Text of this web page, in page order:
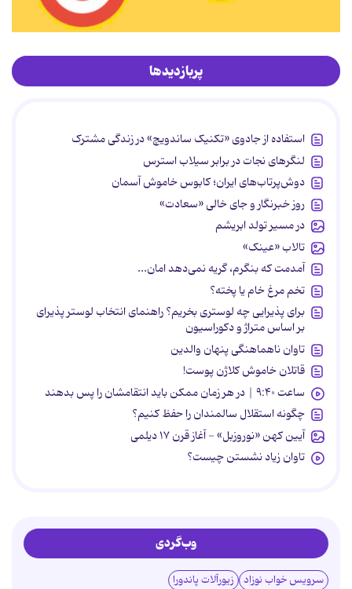
پربازدیدها
استفاده از جادوی «تکنیک ساندویچ» در زندگی مشترک
لنگرهای نجات در برابر سیلاب استرس
دوش‌پرتاب‌های ایران؛ کابوس خاموش آسمان
روز خبرنگار و جای خالی «سعادت»
در مسیر تولد ابریشم
تالاب «عینک»
آمدمت که بنگرم، گریه نمی‌دهد امان...
تخم مرغ خام یا پخته؟
برای پذیرایی چه لوستری بخریم؟ راهنمای انتخاب لوستر پذیرای
بر اساس متراژ و دکوراسیون
تاوان ناهماهنگی پنهان والدین
قاتلان خاموش کلاژن پوست!
ساعت ۹:۴۰ | در هر زمان ممکن باید انتقامشان را پس بدهند
چگونه استقلال سالمندان را حفظ کنیم؟
آیین کهن «نوروزبل» - آغاز قرن ۱۷ دیلمی
تاوان زیاد نشستن چیست؟
وب‌گردی
سرویس خواب نوزاد زیورآلات پاندورا